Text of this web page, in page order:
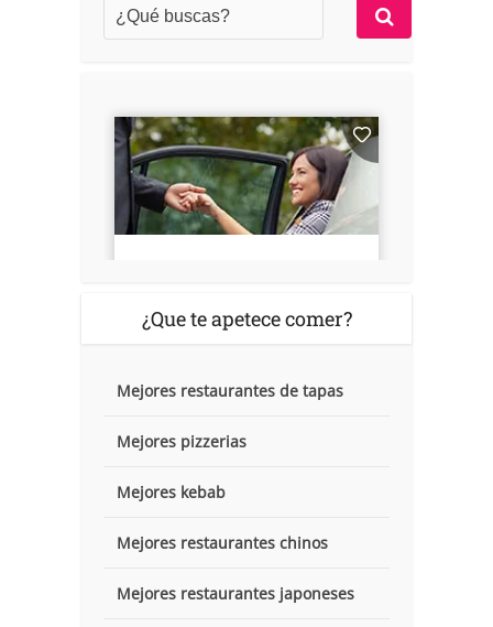
¿Que te apetece comer?
Mejores restaurantes de tapas
Mejores pizzerias
Mejores kebab
Mejores restaurantes chinos
Mejores restaurantes japoneses